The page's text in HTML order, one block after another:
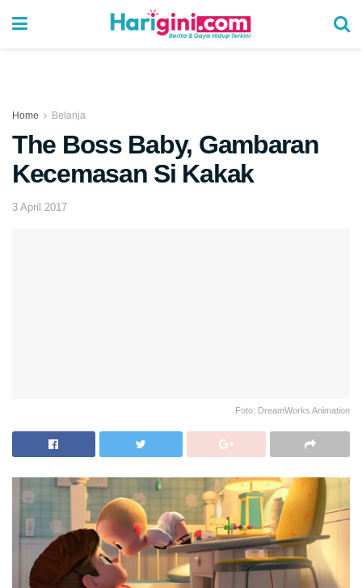
Home Belanja
The Boss Baby, Gambaran
Kecemasan Si Kakak
3 April 2017
Foto: DreamWorks Animation